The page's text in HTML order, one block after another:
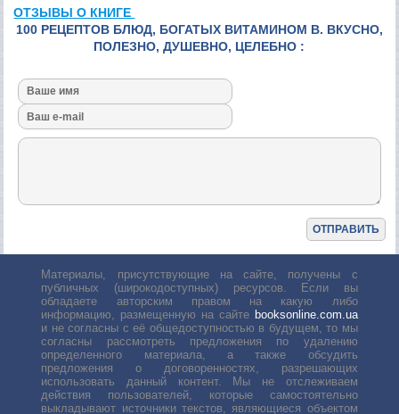
ОТЗЫВЫ О КНИГЕ
100 РЕЦЕПТОВ БЛЮД, БОГАТЫХ ВИТАМИНОМ B. ВКУСНО,
ПОЛЕЗНО, ДУШЕВНО, ЦЕЛЕБНО :
Материалы, присутствующие на сайте, получены с
публичных (широкодоступных) ресурсов. Если вы
обладаете авторским правом на какую либо
информацию, размещенную на сайте booksonline.com.ua
и не согласны с её общедоступностью в будущем, то мы
согласны рассмотреть предложения по удалению
определенного материала, а также обсудить
предложения о договоренностях, разрешающих
использовать данный контент. Мы не отслеживаем
действия пользователей, которые самостоятельно
выкладывают источники текстов, являющиеся объектом